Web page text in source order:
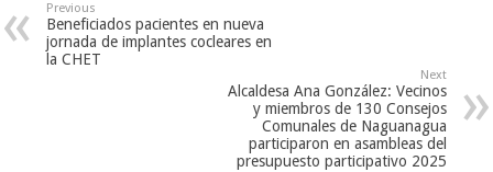
Previous
Beneficiados pacientes en nueva
jornada de implantes cocleares en
la CHET
Next
Alcaldesa Ana González: Vecinos
y miembros de 130 Consejos
Comunales de Naguanagua
participaron en asambleas del
presupuesto participativo 2025